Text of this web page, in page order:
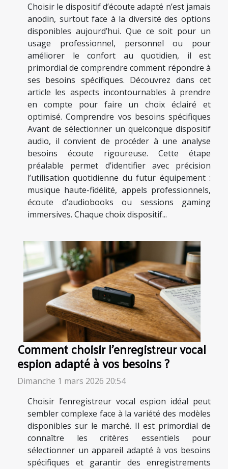
Choisir le dispositif d’écoute adapté n’est jamais
anodin, surtout face à la diversité des options
disponibles aujourd’hui. Que ce soit pour un
usage professionnel, personnel ou pour
améliorer le confort au quotidien, il est
primordial de comprendre comment répondre à
ses besoins spécifiques. Découvrez dans cet
article les aspects incontournables à prendre
en compte pour faire un choix éclairé et
optimisé. Comprendre vos besoins spécifiques
Avant de sélectionner un quelconque dispositif
audio, il convient de procéder à une analyse
besoins écoute rigoureuse. Cette étape
préalable permet d’identifier avec précision
l’utilisation quotidienne du futur équipement :
musique haute-fidélité, appels professionnels,
écoute d’audiobooks ou sessions gaming
immersives. Chaque choix dispositif...
Comment choisir l'enregistreur vocal
espion adapté à vos besoins ?
Dimanche 1 mars 2026 20:54
Choisir l’enregistreur vocal espion idéal peut
sembler complexe face à la variété des modèles
disponibles sur le marché. Il est primordial de
connaître les critères essentiels pour
sélectionner un appareil adapté à vos besoins
spécifiques et garantir des enregistrements